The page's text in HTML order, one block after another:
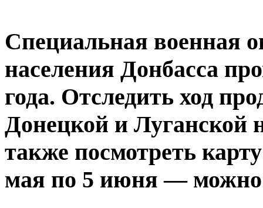
Специальная военная
населения Донбасса
года. Отследить ход
Донецкой и
также посмотреть
мая по 5 июня — можно